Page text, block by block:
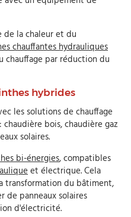
de la chaleur et du
chauffantes hydrauliques
chauffage par réduction du
hybrides
les solutions de chauffage
bois, chaudière gaz
solaires.
bi-énergies, compatibles
et électrique. Cela
transformation du bâtiment,
de panneaux solaires
d'électricité.